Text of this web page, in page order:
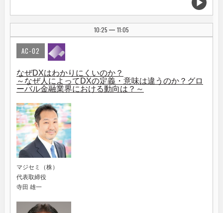
10:25 | 11:05
AC-02
なぜDXはわかりにくいのか？
～なぜ人によってDXの定義・意味は違うのか？グロ
ーバル金融業界における動向は？～
マジセミ（株）
代表取締役
寺田 雄一